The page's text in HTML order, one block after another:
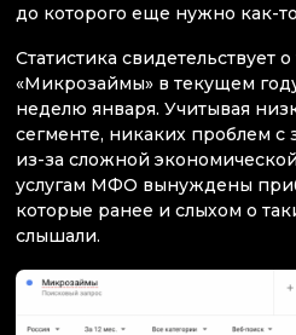
до которого еще нужно как-
Статистика свидетельствует
«Микрозаймы» в текущем
неделю января. Учитывая
сегменте, никаких проблем с
из-за сложной
услугам МФО вынуждены
которые ранее и слыхом о
слышали.